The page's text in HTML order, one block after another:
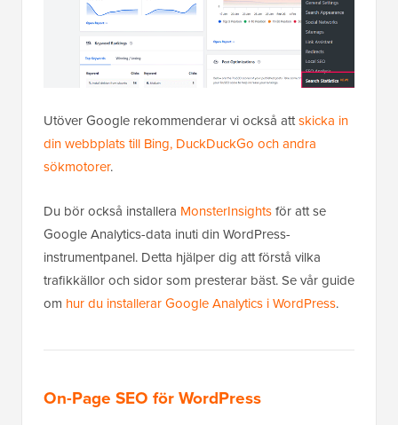
Utöver Google rekommenderar vi också attskicka in
din webbplats till Bing, DuckDuckGo och andra
sökmotorer.
Du bör också installera MonsterInsightsför att se
Google Analytics-data inuti din WordPress-
instrumentpanel. Detta hjälper dig att förstå vilka
trafikkällor och sidor som presterar bäst. Se vår guide
om hur du installerar Google Analytics i WordPress.
On-Page SEO för WordPress